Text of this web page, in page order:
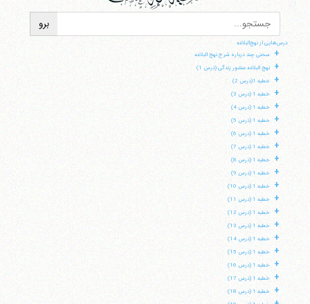
درس‌هایی از نهج‌البلاغه
+ سخنی چند درباره شرح نهج البلاغه
+ نهج البلاغه منشور زندگی (درس 1)
+ خطبه 1(درس 2)
+ خطبه 1 (درس 3)
+ خطبه 1 (درس 4)
+ خطبه 1 (درس 5)
+ خطبه 1 (درس 6)
+ خطبه 1 (درس 7)
+ خطبه 1 (درس 8)
+ خطبه 1 (درس 9)
+ خطبه 1 (درس 10)
+ خطبه 1 (درس 11)
+ خطبه 1 (درس 12)
+ خطبه 1 (درس 13)
+ خطبه 1 (درس 14)
+ خطبه 1 (درس 15)
+ خطبه 1 (درس 16)
+ خطبه 1 (درس 17)
+ خطبه 1 (درس 18)